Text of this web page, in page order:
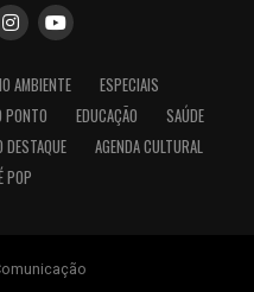
AMBIENTE
ESPECIAIS
PONTO EDUCAÇÃO
SAÚDE
DESTAQUE
AGENDA CULTURAL
POP